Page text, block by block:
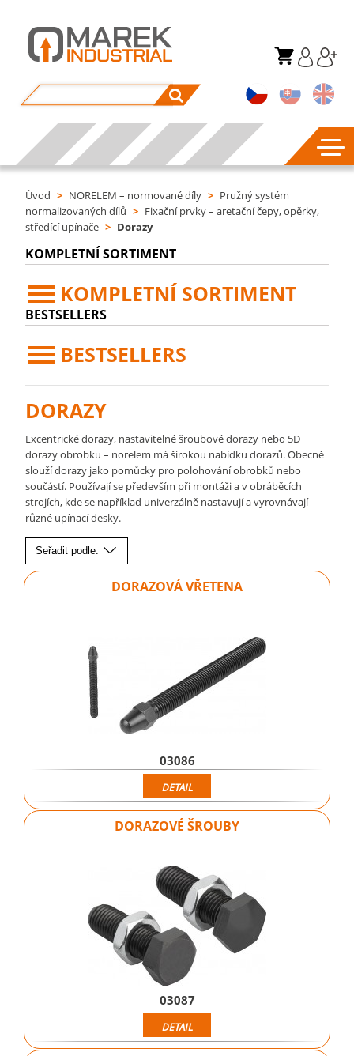
Úvod > NORELEM – normované díly > Pružný systém
normalizovaných dílů > Fixační prvky – aretační čepy, opěrky,
středící upínače > Dorazy
KOMPLETNÍ SORTIMENT
KOMPLETNÍ SORTIMENT
BESTSELLERS
BESTSELLERS
DORAZY
Excentrické dorazy, nastavitelné šroubové dorazy nebo 5D
dorazy obrobku – norelem má širokou nabídku dorazů. Obecně
slouží dorazy jako pomůcky pro polohování obrobků nebo
součástí. Používají se především při montáži a v obráběcích
strojích, kde se například univerzálně nastavují a vyrovnávají
různé upínací desky.
Seřadit podle:
DORAZOVÁ VŘETENA
03086
DETAIL
DORAZOVÉ ŠROUBY
03087
DETAIL